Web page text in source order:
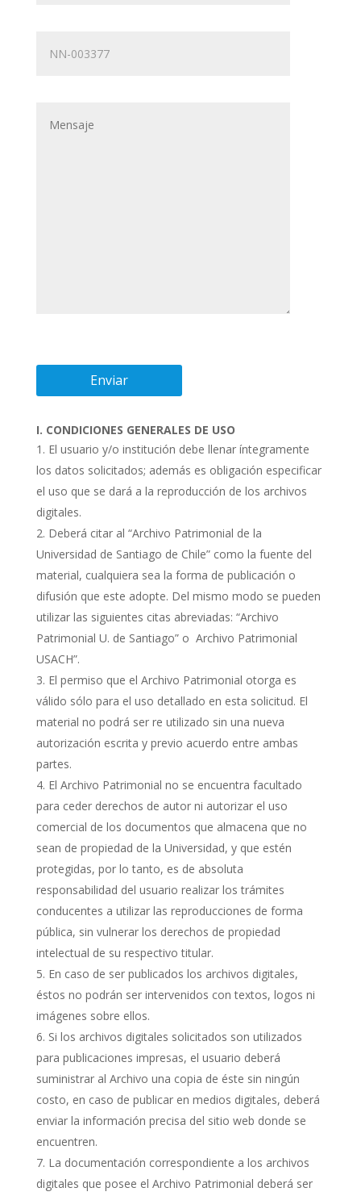
I. CONDICIONES GENERALES DE USO
El usuario y/o institución debe llenar íntegramente
los datos solicitados; además es obligación especificar
el uso que se dará a la reproducción de los archivos
digitales.
Deberá citar al “Archivo Patrimonial de la
Universidad de Santiago de Chile” como la fuente del
material, cualquiera sea la forma de publicación o
difusión que este adopte. Del mismo modo se pueden
utilizar las siguientes citas abreviadas: “Archivo
Patrimonial U. de Santiago” o Archivo Patrimonial
USACH”.
El permiso que el Archivo Patrimonial otorga es
válido sólo para el uso detallado en esta solicitud. El
material no podrá ser re utilizado sin una nueva
autorización escrita y previo acuerdo entre ambas
partes.
El Archivo Patrimonial no se encuentra facultado
para ceder derechos de autor ni autorizar el uso
comercial de los documentos que almacena que no
sean de propiedad de la Universidad, y que estén
protegidas, por lo tanto, es de absoluta
responsabilidad del usuario realizar los trámites
conducentes a utilizar las reproducciones de forma
pública, sin vulnerar los derechos de propiedad
intelectual de su respectivo titular.
En caso de ser publicados los archivos digitales,
éstos no podrán ser intervenidos con textos, logos ni
imágenes sobre ellos.
Si los archivos digitales solicitados son utilizados
para publicaciones impresas, el usuario deberá
suministrar al Archivo una copia de éste sin ningún
costo, en caso de publicar en medios digitales, deberá
enviar la información precisa del sitio web donde se
encuentren.
La documentación correspondiente a los archivos
digitales que posee el Archivo Patrimonial deberá ser